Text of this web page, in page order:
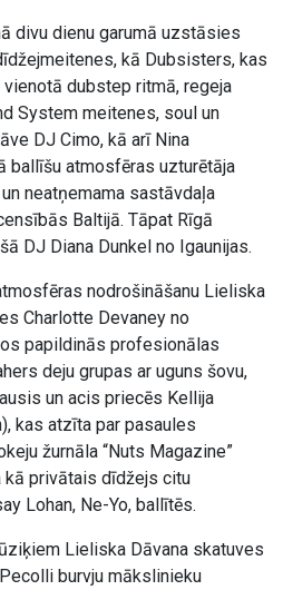
divu dienu garumā uzstāsies
kā Dubsisters, kas
dubstep ritmā, regeja
System meitenes, soul un
DJ Cimo, kā arī Nina
ballīšu atmosfēras uzturētāja
neatņemama sastāvdaļa
Baltijā. Tāpat Rīgā
DJ Diana Dunkel no Igaunijas.
nodrošināšanu Lieliska
Charlotte Devaney no
papildinās profesionālas
deju grupas ar uguns šovu,
un acis priecēs Kellija
kas atzīta par pasaules
žurnāla “Nuts Magazine”
kā privātais dīdžejs citu
Lohan, Ne-Yo, ballītēs.
Lieliska Dāvana skatuves
burvju mākslinieku